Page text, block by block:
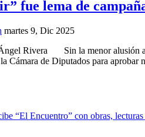
fue lema de
martes 9, Dic 2025
Rivera Sin la menor alusión a
Cámara de Diputados para
“El Encuentro” con obras,